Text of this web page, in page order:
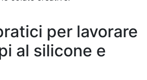
per lavorare
al silicone e